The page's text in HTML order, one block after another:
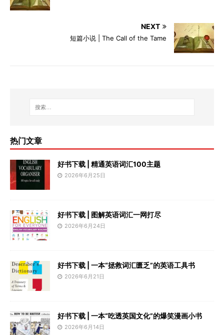
NEXT
短篇小说 | The Call of the Tame
热门文章
好书下载 | 精通英语词汇100主题
2026年6月25日
好书下载 | 图解英语词汇一网打尽
2026年6月24日
好书下载 | 一本“拯救词汇匮乏”的英语工具书
2026年6月21日
好书下载 | 一本“吃透英国文化”的爆笑漫画小书
2026年6月14日